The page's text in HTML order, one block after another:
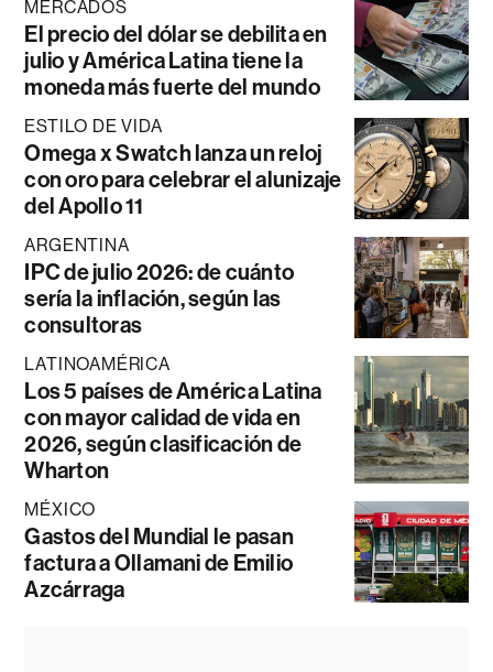
MERCADOS
El precio del dólar se debilita en
julio y América Latina tiene la
moneda más fuerte del mundo
ESTILO DE VIDA
Omega x Swatch lanza un reloj
con oro para celebrar el alunizaje
del Apollo 11
ARGENTINA
IPC de julio 2026: de cuánto
sería la inflación, según las
consultoras
LATINOAMÉRICA
Los 5 países de América Latina
con mayor calidad de vida en
2026, según clasificación de
Wharton
MÉXICO
Gastos del Mundial le pasan
factura a Ollamani de Emilio
Azcárraga